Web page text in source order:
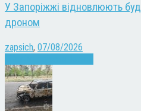
У Запоріжжі відновлюють
дроном
zapsich, 07/08/2026